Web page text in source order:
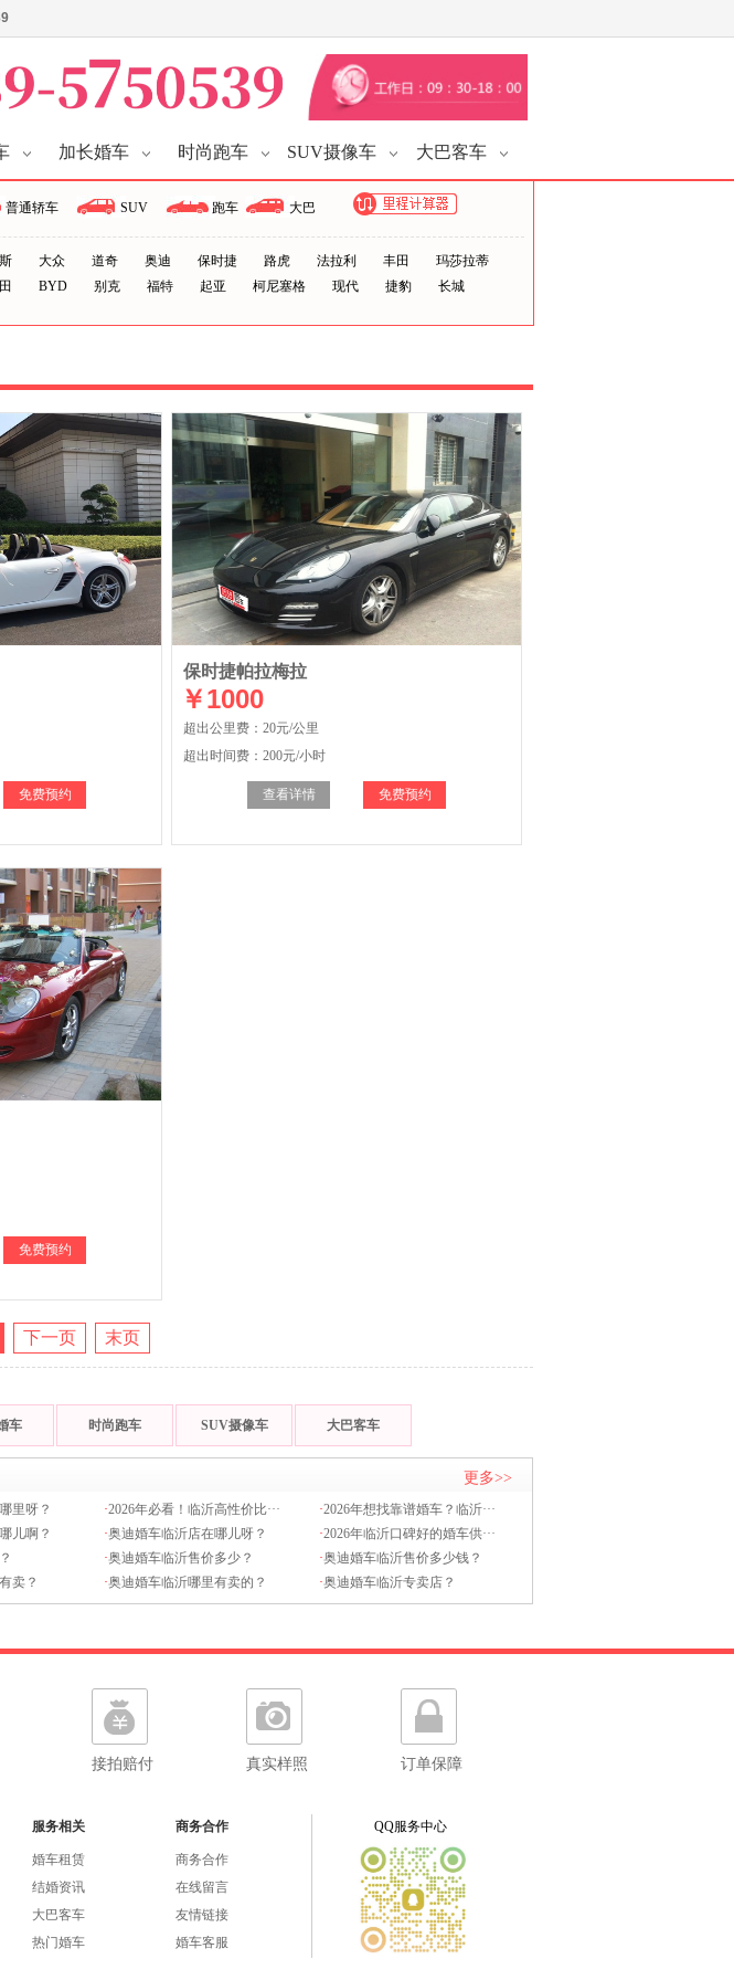
加长婚车 时尚跑车 SUV摄像车 大巴客车
普通轿车 SUV 跑车 大巴
大众 道奇 奥迪 保时捷 路虎 法拉利 丰田
玛莎拉蒂
BYD 别克 福特 起亚 柯尼塞格 现代 捷豹
长城
免费预约
保时捷帕拉梅拉
￥1000
超出公里费：20元/公里
超出时间费：200元/小时
查看详情 免费预约
免费预约
下一页 末页
车 时尚跑车 SUV摄像车 大巴客车
更多>>
里呀？ ·2026年必看！临沂高性价比··· ·2026年想找靠谱婚车？临沂···
儿啊？ ·奥迪婚车临沂店在哪儿呀？ ·2026年临沂口碑好的婚车供···
·奥迪婚车临沂售价多少？ ·奥迪婚车临沂售价多少钱？
卖？ ·奥迪婚车临沂哪里有卖的？ ·奥迪婚车临沂专卖店？
接拍赔付 真实样照 订单保障
服务相关
婚车租赁
结婚资讯
大巴客车
热门婚车
商务合作
商务合作
在线留言
友情链接
婚车客服
QQ服务中心